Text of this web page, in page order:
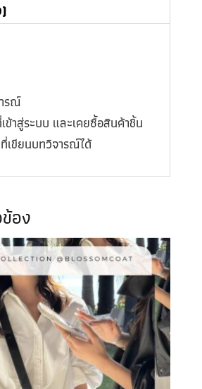
รณ์
ข้าสู่ระบบ และเคยซื้อสินค้าชิ้น
เขียนบทวิจารณ์ได้
อง